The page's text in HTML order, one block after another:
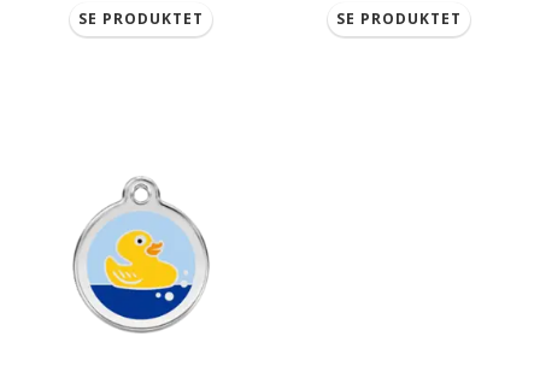
SE PRODUKTET
SE PRODUKTET